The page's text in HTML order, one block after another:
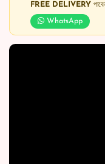
FREE DELIVERY
WhatsApp